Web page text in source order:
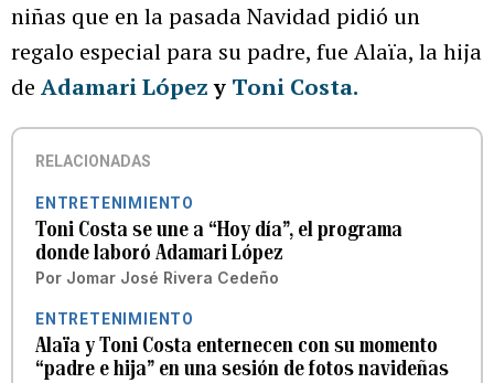
niñas que en la pasada Navidad pidió un
regalo especial para su padre, fue Alaïa, la hija
de Adamari Lópezy Toni Costa.
RELACIONADAS
ENTRETENIMIENTO
Toni Costa se une a “Hoy día”, el programa
donde laboró Adamari López
Por Jomar José Rivera Cedeño
ENTRETENIMIENTO
Alaïa y Toni Costa enternecen con su momento
“padre e hija” en una sesión de fotos navideñas